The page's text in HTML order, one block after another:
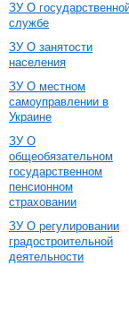
ЗУ О
службе
ЗУ О занятости
населения
ЗУ О местном
самоуправлении в
Украине
ЗУ О
общеобязательном
государственном
пенсионном
страховании
ЗУ О регулировании
градостроительной
деятельности